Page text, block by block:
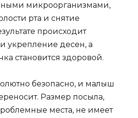
микроорганизмами,
рта и снятие
происходит
укрепление десен, а
становится здоровой.
безопасно, и малыш
Размер посыла,
места, не имеет